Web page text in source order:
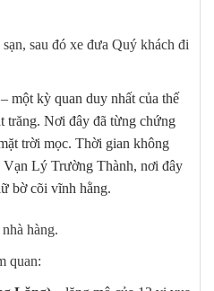
sau đó xe đưa Quý khách đi
– một kỳ quan duy nhất của thế
trăng. Nơi đây đã từng chứng
trời mọc. Thời gian không
Vạn Lý Trường Thành, nơi đây
bờ cõi vĩnh hằng.
hàng.
quan: